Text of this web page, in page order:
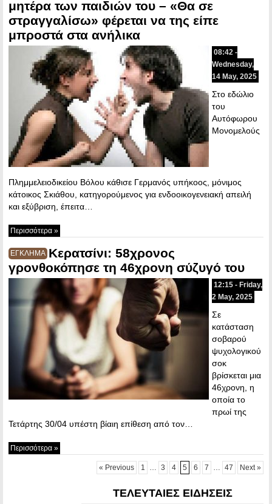
μητέρα των παιδιών του – «Θα σε
στραγγαλίσω» φέρεται να της είπε
μπροστά στα ανήλικα
08:42 -
Wednesday,
14 May, 2025
Στο εδώλιο
του
Αυτόφωρου
Μονομελούς
Πλημμελειοδικείου Βόλου κάθισε Γερμανός υπήκοος, μόνιμος
κάτοικος Σκιάθου, κατηγορούμενος για ενδοοικογενειακή απειλή
και εξύβριση, έπειτα…
Περισσότερα »
ΕΓΚΛΗΜΑ Κερατσίνι: 58χρονος
γρονθοκόπησε τη 46χρονη σύζυγό του
12:15 - Friday,
2 May, 2025
Σε
κατάσταση
σοβαρού
ψυχολογικού
σοκ
βρίσκεται μια
46χρονη, η
οποία το
πρωί της
Τετάρτης 30/04 υπέστη βίαιη επίθεση από τον…
Περισσότερα »
« Previous 1 3 4 5 6 7 47 Next »
ΤΕΛΕΥΤΑΙΕΣ ΕΙΔΗΣΕΙΣ